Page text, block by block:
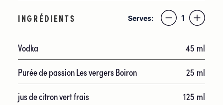
INGRÉDIENTS Serves: 1
Vodka 45 ml
Purée de passion Les vergers Boiron
25 ml
jus de citron vert frais
125 ml